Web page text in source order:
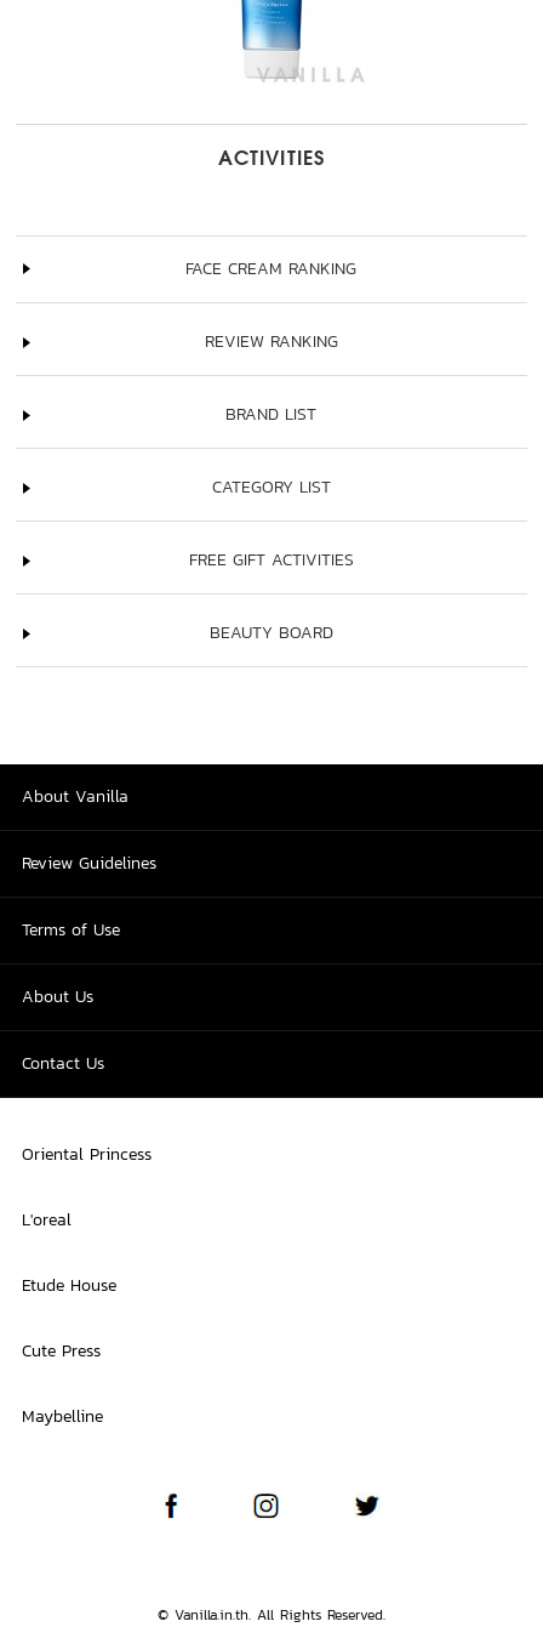
ACTIVITIES
FACE CREAM RANKING
REVIEW RANKING
BRAND LIST
CATEGORY LIST
FREE GIFT ACTIVITIES
BEAUTY BOARD
About Vanilla
Review Guidelines
Terms of Use
About Us
Contact Us
Oriental Princess
L'oreal
Etude House
Cute Press
Maybelline
© Vanilla.in.th. All Rights Reserved.